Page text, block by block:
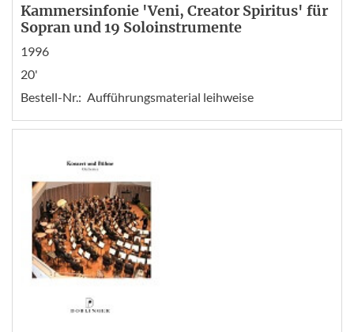
Kammersinfonie 'Veni, Creator Spiritus' für
Sopran und 19 Soloinstrumente
1996
20'
Bestell-Nr.: Aufführungsmaterial leihweise